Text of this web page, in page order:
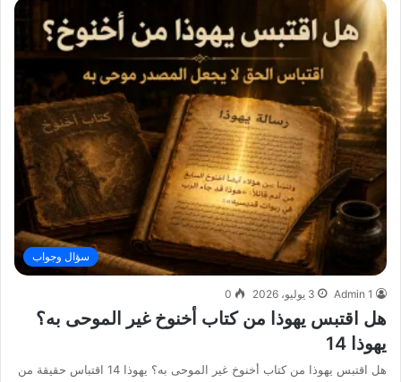
سؤال وجواب
Admin 1 3 يوليو، 2026 0
هل اقتبس يهوذا من كتاب أخنوخ غير الموحى به؟
يهوذا 14
هل اقتبس يهوذا من كتاب أخنوخ غير الموحى به؟ يهوذا 14 اقتباس حقيقة من